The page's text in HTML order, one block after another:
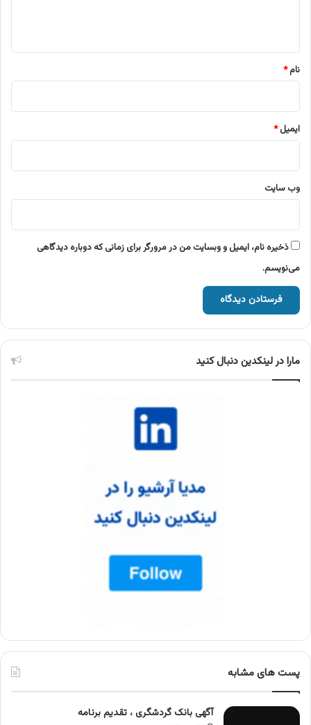
نام*
ایمیل*
وب‌ سایت
ذخیره نام، ایمیل و وبسایت من در مرورگر برای زمانی که دوباره دیدگاهی
می‌نویسم.
مارا در لینکدین دنبال کنید
پست های مشابه
آگهی بانک گردشگری ، تقدیم برنامه